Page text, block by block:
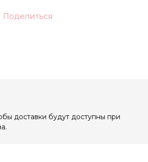
Поделиться
доставки будут доступны при